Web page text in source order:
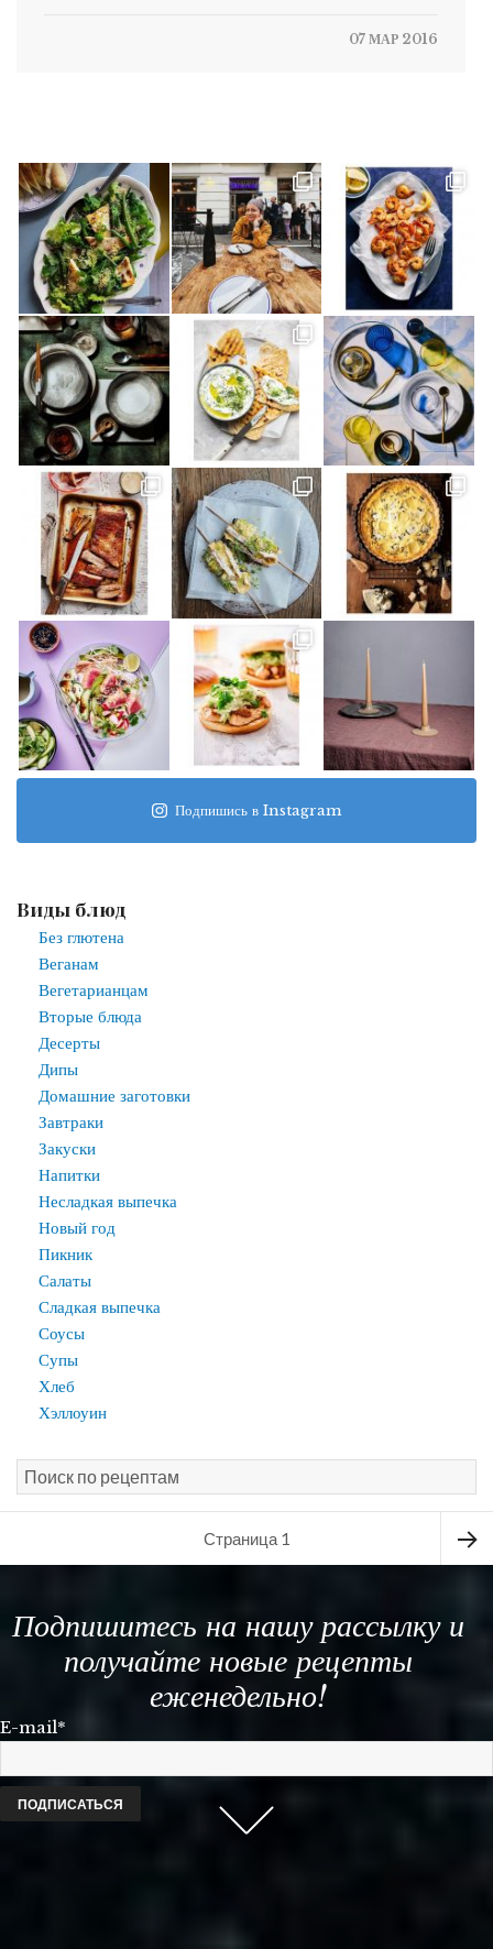
07 МАР 2016
Подпишись в Instagram
Виды блюд
Без глютена
Веганам
Вегетарианцам
Вторые блюда
Десерты
Дипы
Домашние заготовки
Завтраки
Закуски
Напитки
Несладкая выпечка
Новый год
Пикник
Салаты
Сладкая выпечка
Соусы
Супы
Хлеб
Хэллоуин
по
записям
Страница 1
Подпишитесь на нашу рассылку и
получайте новые рецепты
еженедельно!
E-mail*
Scroll